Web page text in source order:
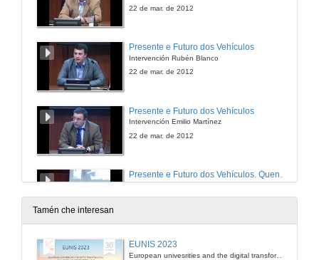
22 de mar. de 2012
Presente e Futuro dos Vehículos
Intervención Rubén Blanco
22 de mar. de 2012
Presente e Futuro dos Vehículos
Intervención Emilio Martínez
22 de mar. de 2012
Presente e Futuro dos Vehículos. Quenda de Preguntas
22 de mar. de 2012
Intervención Ricardo Fernández
Tamén che interesan
EUNIS 2023
European univesrities and the digital transformation: challenges and opportunities ahead